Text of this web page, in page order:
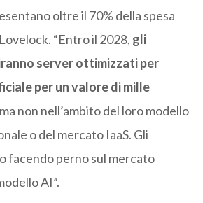
oltre il 70% della spesa
“Entro il 2028, gli
server ottimizzati per
per un valore di mille
non nell’ambito del loro modello
o del mercato IaaS. Gli
facendo perno sul mercato
AI”.